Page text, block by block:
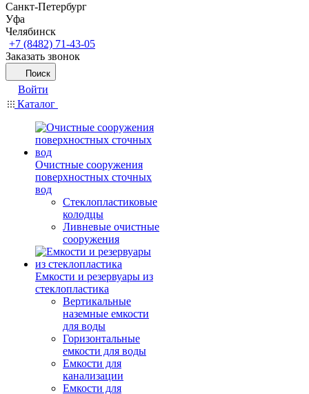
Санкт-Петербург
Уфа
Челябинск
+7 (8482) 71-43-05
Заказать звонок
Поиск
Войти
Каталог
Очистные сооружения
поверхностных сточных
вод
Стеклопластиковые
колодцы
Ливневые очистные
сооружения
Емкости и резервуары из
стеклопластика
Вертикальные
наземные емкости
для воды
Горизонтальные
емкости для воды
Емкости для
канализации
Емкости для